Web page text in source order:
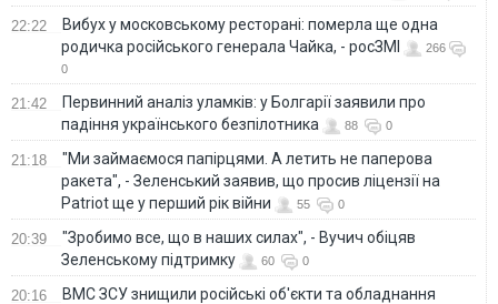
22:22
Вибух у московському ресторані: померла ще одна
родичка російського генерала Чайка, - росЗМІ
266
0
21:42
Первинний аналіз уламків: у Болгарії заявили про
падіння українського безпілотника
88 0
21:18
"Ми займаємося папірцями. А летить не паперова
ракета", - Зеленський заявив, що просив ліцензії на
Patriot ще у перший рік війни
55 0
20:39
"Зробимо все, що в наших силах", - Вучич обіцяв
Зеленському підтримку
60 0
20:16
ВМС ЗСУ знищили російські об'єкти та обладнання